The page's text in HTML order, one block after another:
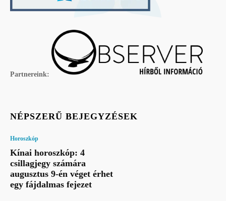
Partnereink:
NÉPSZERŰ BEJEGYZÉSEK
Horoszkóp
Kínai horoszkóp: 4
csillagjegy számára
augusztus 9-én véget érhet
egy fájdalmas fejezet